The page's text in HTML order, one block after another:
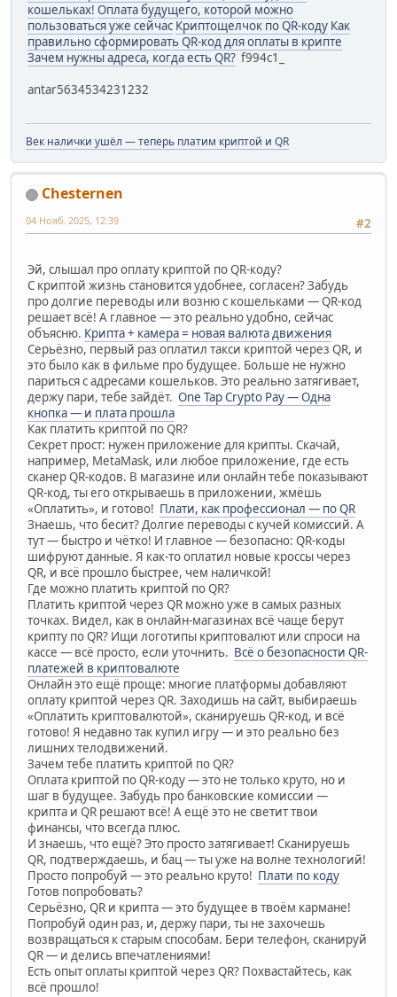
кошельках! Оплата будущего, которой можно
пользоваться уже сейчас Криптощелчок по QR-коду Как
правильно сформировать QR-код для оплаты в крипте
Зачем нужны адреса, когда есть QR? f994c1_
antar5634534231232
Век налички ушёл — теперь платим криптой и QR
Chesternen
#2
04 Нояб. 2025, 12:39
Эй, слышал про оплату криптой по QR-коду?
С криптой жизнь становится удобнее, согласен? Забудь
про долгие переводы или возню с кошельками — QR-код
решает всё! А главное — это реально удобно, сейчас
объясню. Крипта + камера = новая валюта движения
Серьёзно, первый раз оплатил такси криптой через QR, и
это было как в фильме про будущее. Больше не нужно
париться с адресами кошельков. Это реально затягивает,
держу пари, тебе зайдёт. One Tap Crypto Pay — Одна
кнопка — и плата прошла
Как платить криптой по QR?
Секрет прост: нужен приложение для крипты. Скачай,
например, MetaMask, или любое приложение, где есть
сканер QR-кодов. В магазине или онлайн тебе показывают
QR-код, ты его открываешь в приложении, жмёшь
«Оплатить», и готово! Плати, как профессионал — по QR
Знаешь, что бесит? Долгие переводы с кучей комиссий. А
тут — быстро и чётко! И главное — безопасно: QR-коды
шифруют данные. Я как-то оплатил новые кроссы через
QR, и всё прошло быстрее, чем наличкой!
Где можно платить криптой по QR?
Платить криптой через QR можно уже в самых разных
точках. Видел, как в онлайн-магазинах всё чаще берут
крипту по QR? Ищи логотипы криптовалют или спроси на
кассе — всё просто, если уточнить. Всё о безопасности QR-
платежей в криптовалюте
Онлайн это ещё проще: многие платформы добавляют
оплату криптой через QR. Заходишь на сайт, выбираешь
«Оплатить криптовалютой», сканируешь QR-код, и всё
готово! Я недавно так купил игру — и это реально без
лишних телодвижений.
Зачем тебе платить криптой по QR?
Оплата криптой по QR-коду — это не только круто, но и
шаг в будущее. Забудь про банковские комиссии —
крипта и QR решают всё! А ещё это не светит твои
финансы, что всегда плюс.
И знаешь, что ещё? Это просто затягивает! Сканируешь
QR, подтверждаешь, и бац — ты уже на волне технологий!
Просто попробуй — это реально круто! Плати по коду
Готов попробовать?
Серьёзно, QR и крипта — это будущее в твоём кармане!
Попробуй один раз, и, держу пари, ты не захочешь
возвращаться к старым способам. Бери телефон, сканируй
QR — и делись впечатлениями!
Есть опыт оплаты криптой через QR? Похвастайтесь, как
всё прошло!